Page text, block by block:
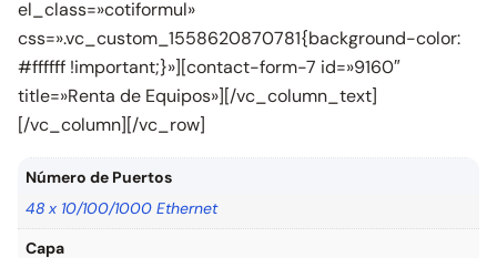
el_class=»cotiformul»
css=».vc_custom_1558620870781{background-color:
#ffffff !important;}»][contact-form-7 id=»9160″
title=»Renta de Equipos»][/vc_column_text]
[/vc_column][/vc_row]
Número de Puertos
48 x 10/100/1000 Ethernet
Capa